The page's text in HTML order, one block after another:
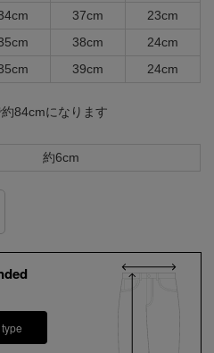
37cm
23cm
38cm
24cm
39cm 24cm
84cmになります
約6cm